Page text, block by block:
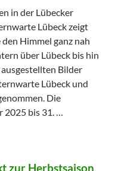
in der Lübecker
Lübeck zeigt
Himmel ganz nah
über Lübeck bis hin
Bilder
Lübeck und
Die
2025 bis 31. …
erwünscht!
zur Herbstsaison